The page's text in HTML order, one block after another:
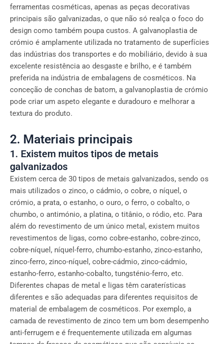
ferramentas cosméticas, apenas as peças decorativas
principais são galvanizadas, o que não só realça o foco do
design como também poupa custos. A galvanoplastia de
crómio é amplamente utilizada no tratamento de superfícies
das indústrias dos transportes e do mobiliário, devido à sua
excelente resistência ao desgaste e brilho, e é também
preferida na indústria de embalagens de cosméticos. Na
conceção de conchas de batom, a galvanoplastia de crómio
pode criar um aspeto elegante e duradouro e melhorar a
textura do produto.
2. Materiais principais
1. Existem muitos tipos de metais
galvanizados
Existem cerca de 30 tipos de metais galvanizados, sendo os
mais utilizados o zinco, o cádmio, o cobre, o níquel, o
crómio, a prata, o estanho, o ouro, o ferro, o cobalto, o
chumbo, o antimónio, a platina, o titânio, o ródio, etc. Para
além do revestimento de um único metal, existem muitos
revestimentos de ligas, como cobre-estanho, cobre-zinco,
cobre-níquel, níquel-ferro, chumbo-estanho, zinco-estanho,
zinco-ferro, zinco-níquel, cobre-cádmio, zinco-cádmio,
estanho-ferro, estanho-cobalto, tungsténio-ferro, etc.
Diferentes chapas de metal e ligas têm caraterísticas
diferentes e são adequadas para diferentes requisitos de
material de embalagem de cosméticos. Por exemplo, a
camada de revestimento de zinco tem um bom desempenho
anti-ferrugem e é frequentemente utilizada em algumas